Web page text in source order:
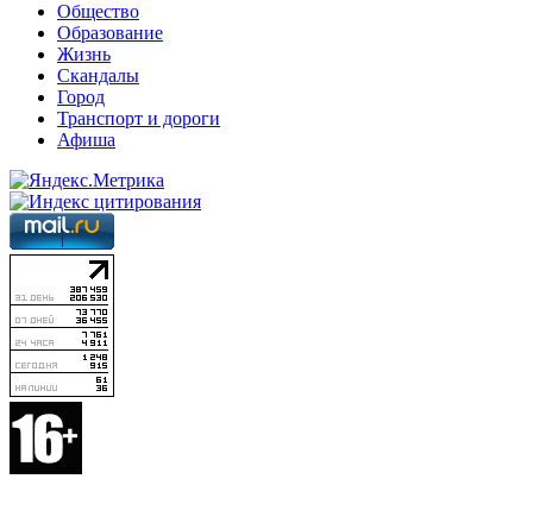
Общество
Образование
Жизнь
Скандалы
Город
Транспорт и дороги
Афиша